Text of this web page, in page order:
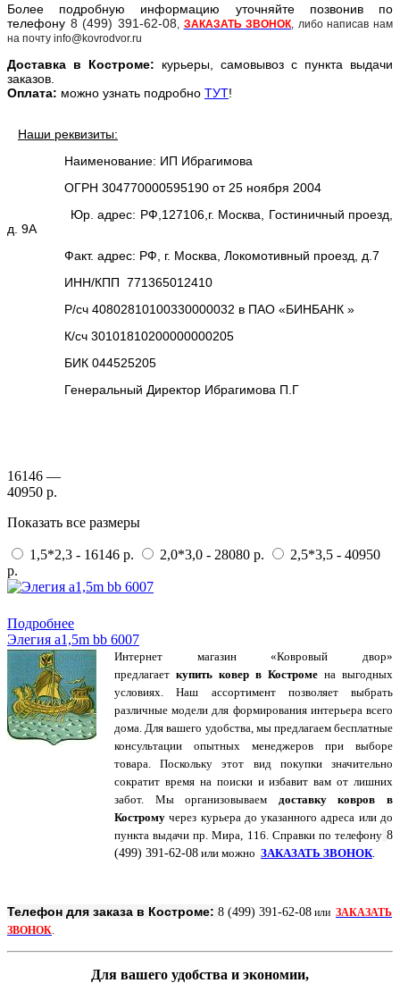
Более подробную информацию уточняйте позвонив по
телефону 8 (499) 391-62-08, ЗАКАЗАТЬ ЗВОНОК, либо написав нам
на почту info@kovrodvor.ru
Доставка в Костроме: курьеры, самовывоз с пункта выдачи
заказов.
Оплата: можно узнать подробно ТУТ!
Наши реквизиты:
Наименование: ИП Ибрагимова
ОГРН 304770000595190 от 25 ноября 2004
Юр. адрес: РФ,127106,г. Москва, Гостиничный проезд,
д. 9А
Факт. адрес: РФ, г. Москва, Локомотивный проезд, д.7
ИНН/КПП 771365012410
Р/сч 40802810100330000032 в ПАО «БИНБАНК »
К/сч 30101810200000000205
БИК 044525205
Генеральный Директор Ибрагимова П.Г
16146 —
40950 р.
Показать все размеры
1,5*2,3 - 16146 р. 2,0*3,0 - 28080 р.
2,5*3,5 - 40950
р.
Подробнее
Элегия a1,5m bb 6007
Интернет магазин «Ковровый двор»
предлагает купить ковер в Костроме на выгодных
условиях. Наш ассортимент позволяет выбрать
различные модели для формирования интерьера всего
дома. Для вашего удобства, мы предлагаем бесплатные
консультации опытных менеджеров при выборе
товара. Поскольку этот вид покупки значительно
сократит время на поиски и избавит вам от лишних
забот. Мы организовываем доставку ковров в
Кострому через курьера до указанного адреса или до
пункта выдачи пр. Мира, 116. Справки по телефону 8
(499) 391-62-08 или можно ЗАКАЗАТЬ ЗВОНОК
Телефон для заказа в Костроме: 8 (499) 391-62-08 или ЗАКАЗАТЬ
ЗВОНОК.
Для вашего удобства и экономии,